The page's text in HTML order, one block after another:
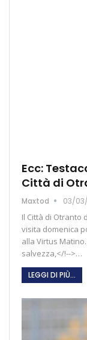
Ecc:
Città di
Maxtod 03/
Il Città di Otranto
visita domenica
alla Virtus
salvezza,</!-->…
LEGGI DI PIÙ...